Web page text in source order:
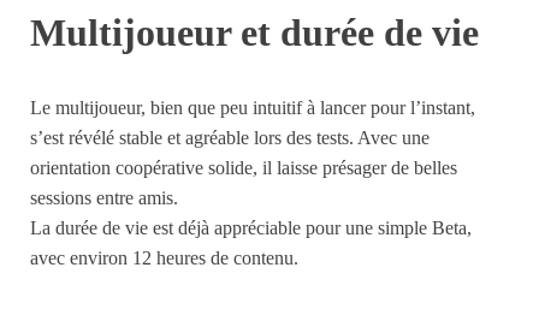
Multijoueur et durée de vie
Le multijoueur, bien que peu intuitif à lancer pour l’instant,
s’est révélé stable et agréable lors des tests. Avec une
orientation coopérative solide, il laisse présager de belles
sessions entre amis.
La durée de vie est déjà appréciable pour une simple Beta,
avec environ 12 heures de contenu.